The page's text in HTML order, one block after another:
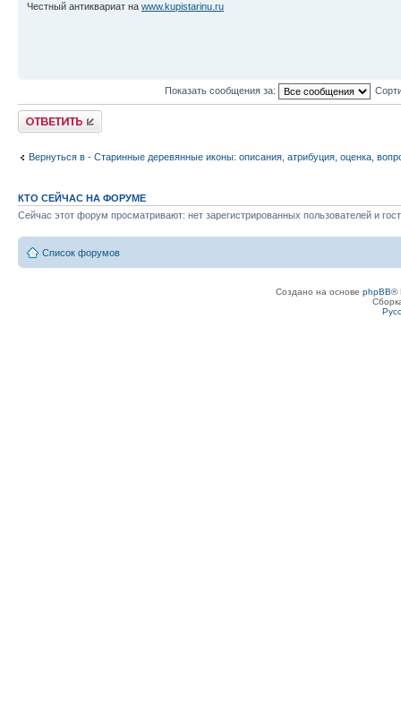
Честный антиквариат на www.kupistarinu.ru
Показать сообщения за:
Ответить
Вернуться в - Старинные деревянные иконы: описания, атрибуция, оценка,
КТО СЕЙЧАС НА ФОРУМЕ
Сейчас этот форум просматривают: нет зарегистрированных пользователей и
Список форумов
Создано на основе phpBB®